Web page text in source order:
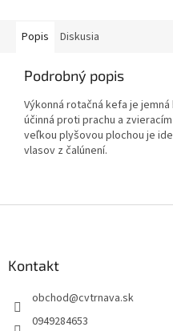
Popis Diskusia
Podrobný popis
Výkonná rotačná kefa je
účinná proti prachu a
veľkou plyšovou plochou je
vlasov z čalúnení.
Kontakt
obchod@cvtrnava.sk
0949284653